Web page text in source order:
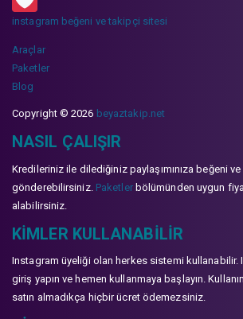
instagram beğeni ve takipçi sitesi
Araçlar
Paketler
Blog
Copyright © 2026 beyaztakip.net
NASIL ÇALIŞIR
Kredileriniz ile dilediğiniz paylaşımınıza beğeni
gönderebilirsiniz. Paketlerbölümünden uygun
alabilirsiniz.
KIMLER KULLANABILIR
Instagram üyeliği olan herkes sistemi kullanabilir.
giriş yapın ve hemen kullanmaya başlayın.
satın almadıkça hiçbir ücret ödemezsiniz.